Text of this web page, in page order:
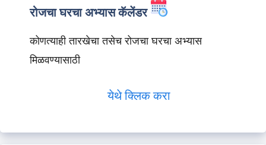
रोजचा घरचा अभ्यास कॅलेंडर
कोणत्याही तारखेचा तसेच रोजचा घरचा अभ्यास
मिळवण्यासाठी
येथे क्लिक करा